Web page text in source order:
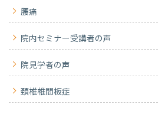
腰痛
院内セミナー受講者の声
院見学者の声
頚椎椎間板症